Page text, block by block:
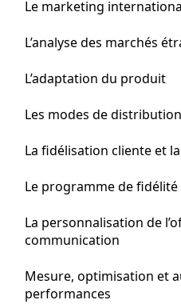
Le marketing
L’analyse des marchés
L’adaptation du produit
Les modes de distribution
La fidélisation cliente et
Le programme de fidélité
La personnalisation de
communication
Mesure, optimisation et
performances